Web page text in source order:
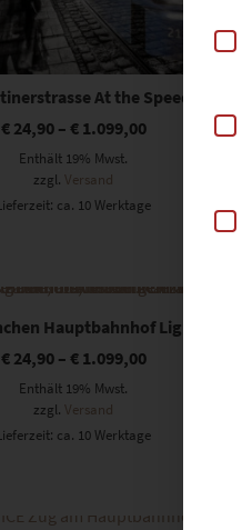
At the Speed of
€24,90– €1.099,00
Enthält 19% Mwst.
zzgl.Versand
ca. 10 Werktage
Dieses Produkt weist mehrere Varianten auf. Die Optionen können auf der Produktseite gewählt werden
Hauptbahnhof Light Trails
€24,90– €1.099,00
Enthält 19% Mwst.
zzgl.Versand
ca. 10 Werktage
Dieses Produkt weist mehrere Varianten auf. Die Optionen können auf der Produktseite gewählt werden